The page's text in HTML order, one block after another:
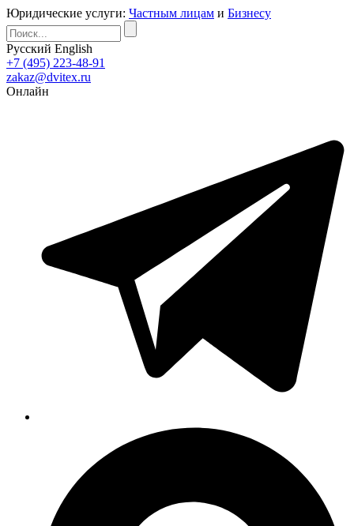
Юридические услуги: Частным лицам и Бизнесу
Русский English
+7 (495) 223-48-91
zakaz@dvitex.ru
Онлайн